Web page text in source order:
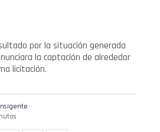
por la situación generada
la captación de alrededor
licitación.